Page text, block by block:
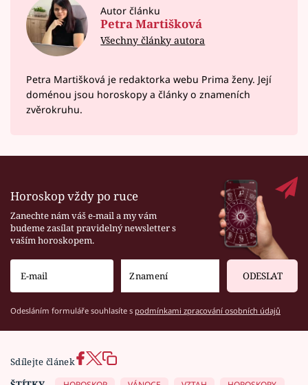
Autor článku
Petra Martišková
Všechny články autora
Petra Martišková je redaktorka webu Prima ženy. Její
doménou jsou horoskopy a články o znameních
zvěrokruhu.
Horoskop vždy po ruce
Zanechte nám váš e-mail a my vám
budeme zasílat pravidelný newsletter s
vaším horoskopem.
ODESLAT
Odesláním formuláře souhlasíte s podmínkami zpracování osobních údajů
Sdílejte článek